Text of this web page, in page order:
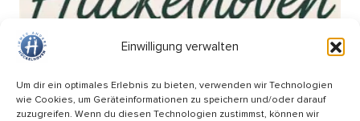
Einwilligung verwalten
Um dir ein optimales Erlebnis zu bieten, verwenden wir Technologien
wie Cookies, um Geräteinformationen zu speichern und/oder darauf
zuzugreifen. Wenn du diesen Technologien zustimmst, können wir